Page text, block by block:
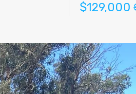
$129,000